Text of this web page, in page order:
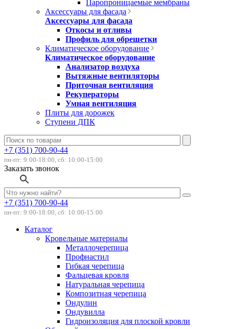
Паропроницаемые мембраны
Аксессуары для фасада
Аксессуары для фасада
Откосы и отливы
Профиль для обрешетки
Климатическое оборудование
Климатическое оборудование
Анализатор воздуха
Вытяжные вентиляторы
Приточная вентиляция
Рекуператоры
Умная вентиляция
Плиты для дорожек
Ступени ДПК
+7 (351) 700-90-44
пн-пт: 9:00-18:00, сб: 10:00-15:00
Заказать звонок
+7 (351) 700-90-44
пн-пт: 9:00-18:00, сб: 10:00-15:00
Каталог
Кровельные материалы
Металлочерепица
Профнастил
Гибкая черепица
Фальцевая кровля
Натуральная черепица
Композитная черепица
Ондулин
Ондувилла
Гидроизоляция для плоской кровли